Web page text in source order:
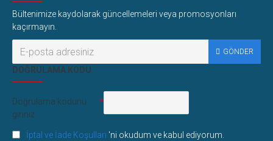
Bültenimize kaydolarak güncellemeleri veya promosyonları
kaçırmayın.
GÖNDER
DOĞRULAMA KODU
Doğrulama kodunu
giriniz
İptal ve İade Koşulları 'ni okudum ve kabul ediyorum.